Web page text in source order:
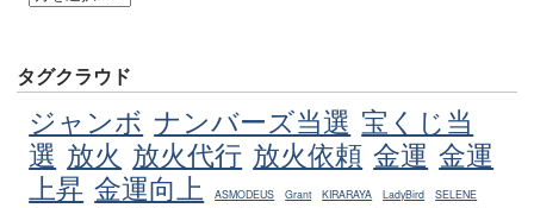
タグクラウド
ジャンボ ナンバーズ当選 宝くじ当
選 放火 放火代行 放火依頼 金運 金運
上昇 金運向上 ASMODEUS Grant KIRARAYA LadyBird
SELENE